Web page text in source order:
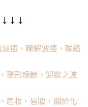
波痞、瞭解波痞、聯絡
隱形眼鏡、卸妝之波
眉妝、唇妝，關於化